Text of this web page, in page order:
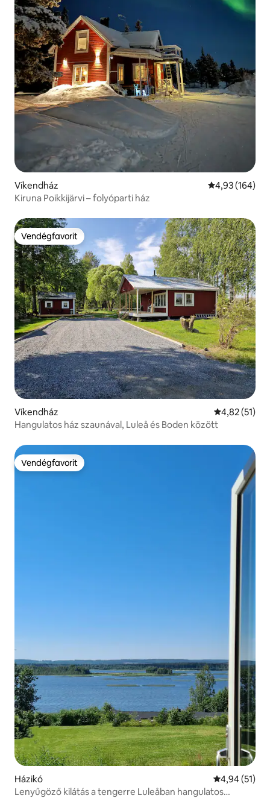
Víkendház Átlagos
4,93 (164)
Kiruna Poikkijärvi – folyóparti ház
Vendégfavorit
Vendégfavorit
Víkendház Átlagos
4,82 (51)
Hangulatos ház szaunával, Luleå és Boden között
Vendégfavorit
Vendégfavorit
Házikó Átlagos
4,94 (51)
Lenyűgöző kilátás a tengerre Luleåban hangulatos